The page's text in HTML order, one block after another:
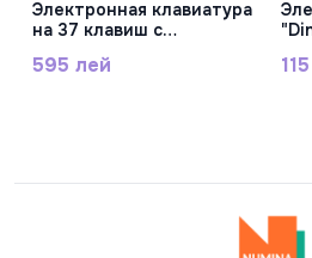
Электронная клавиатура
на 37 клавиш с
микрофоном, питание
595 лей